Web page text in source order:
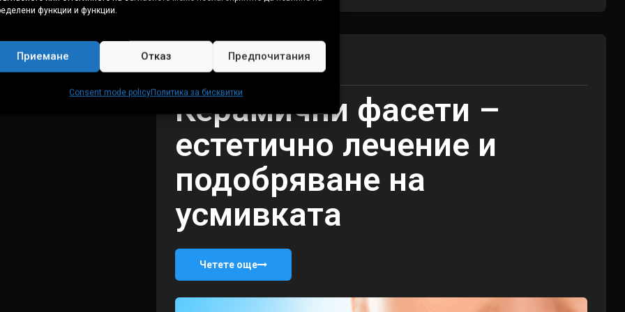
функции и функции.
Приемане Отказ Предпочитания
Consent mode policyПолитика за бисквитки
4. Естетика
Керамични фасети –
естетично лечение и
подобряване на
усмивката
Четете още